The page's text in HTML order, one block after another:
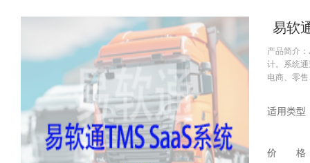
易软
产品简介
计。系统
电商、零
适用类型
价 格